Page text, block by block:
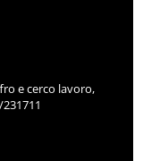
e cerco lavoro,